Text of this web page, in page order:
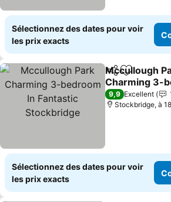
Sélectionnez des dates pour voir
les prix exacts
PartagerAjouter à
Mccullough
Charming 3-
Fantastic
9,9 Excellent
Stockbridge, à
Sélectionnez des dates pour voir
les prix exacts